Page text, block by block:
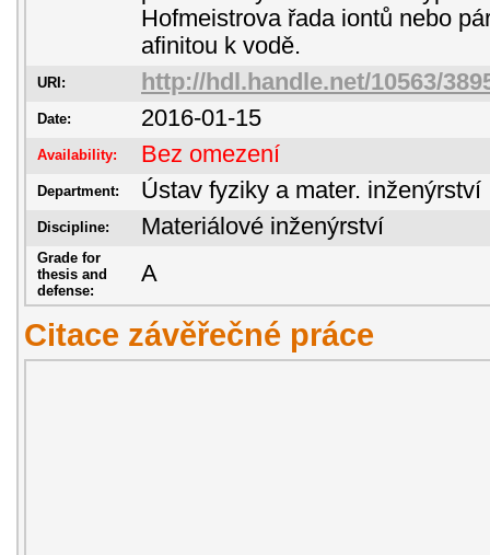
Hofmeistrova řada iontů nebo
afinitou k vodě.
URI: http://hdl.handle.net/10563/
Date: 2016-01-15
Availability: Bez omezení
Department: Ústav fyziky a mater. inženýrství
Discipline: Materiálové inženýrství
Grade for
thesis and
defense:
A
Citace závěřečné práce